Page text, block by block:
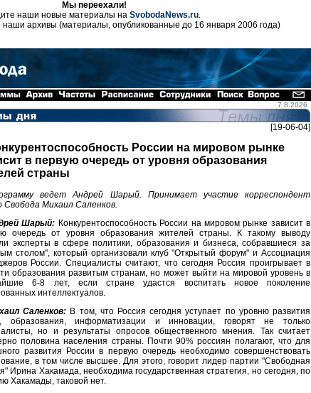
Мы переехали!
наши новые материалы на SvobodaNews.ru.
наши архивы (материалы, опубликованные до 16 января 2006 года)
7.8.2026
[19-06-04]
России на мировом рынке
в первую очередь от уровня образования
страны
ведет Андрей Шарый. Принимает участие корреспондент
Свобода Михаил Саленков.
Шарый: Конкурентоспособность России на мировом рынке зависит в
очередь от уровня образования жителей страны. К такому выводу
эксперты в сфере политики, образования и бизнеса, собравшиеся за
столом", который организовали клуб "Открытый форум" и Ассоциация
России. Специалисты считают, что сегодня Россия проигрывает в
образования развитым странам, но может выйти на мировой уровень в
6-8 лет, если стране удастся воспитать новое поколение
интеллектуалов.
Саленков: В том, что Россия сегодня уступает по уровню развития
образования, информатизации и инновации, говорят не только
но и результаты опросов общественного мнения. Так считает
половина населения страны. Почти 90% россиян полагают, что для
развития России в первую очередь необходимо совершенствовать
в том числе высшее. Для этого, говорит лидер партии "Свободная
Ирина Хакамада, необходима государственная стратегия, но сегодня, по
Хакамады, таковой нет.